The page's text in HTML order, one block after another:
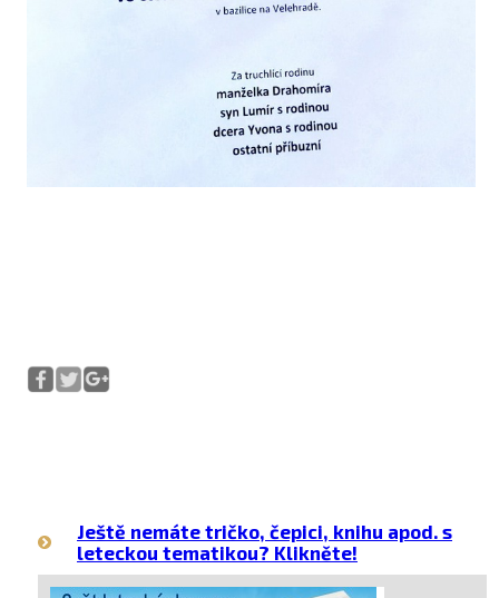
Ještě nemáte tričko, čepici, knihu apod. s
leteckou tematikou? Klikněte!